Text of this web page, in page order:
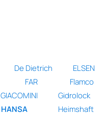
De Dietrich
ELSEN
FAR
Flamco
GIACOMINI
Gidrolock
HANSA
Heimshaft